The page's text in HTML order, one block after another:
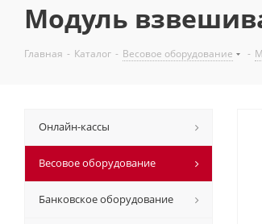
Модуль
Главная - Каталог - Весовое оборудование -
Онлайн-кассы
Весовое оборудование
Банковское оборудование